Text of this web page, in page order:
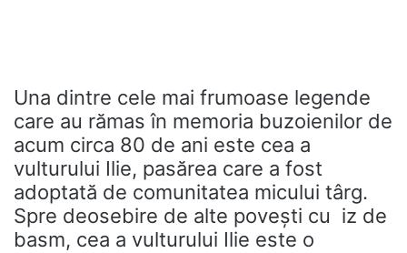
Una dintre cele mai frumoase legende
care au rămas în memoria buzoienilor de
acum circa 80 de ani este cea a
vulturului Ilie, pasărea care a fost
adoptată de comunitatea micului târg.
Spre deosebire de alte povești cu iz de
basm, cea a vulturului Ilie este o